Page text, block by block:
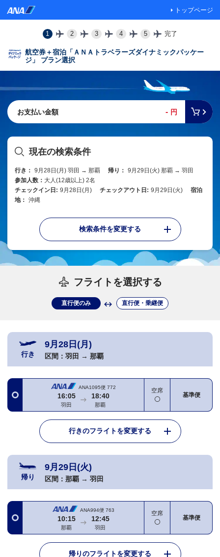
トップページ
1 2 3 4 5 完了
航空券＋宿泊「ＡＮＡトラベラーズダイナミックパッケー
ジ」 プラン選択
お支払い金額 - 円
現在の検索条件
行き： 9月28日(月) 羽田 → 那覇 帰り： 9月29日(火) 那覇 → 羽田
参加人数： 大人(12歳以上) 2名
チェックイン日: 9月28日(月) チェックアウト日: 9月29日(火)
宿泊
地： 沖縄
検索条件を変更する
フライトを選択する
直行便のみ 直行便・乗継便
行き
9月28日(月)
区間： 羽田 → 那覇
ANA1095便 772
16:05
羽田
18:40
那覇
空席
基準便
行きのフライトを変更する
帰り
9月29日(火)
区間： 那覇 → 羽田
ANA994便 763
10:15
那覇
12:45
羽田
空席
基準便
帰りのフライトを変更する